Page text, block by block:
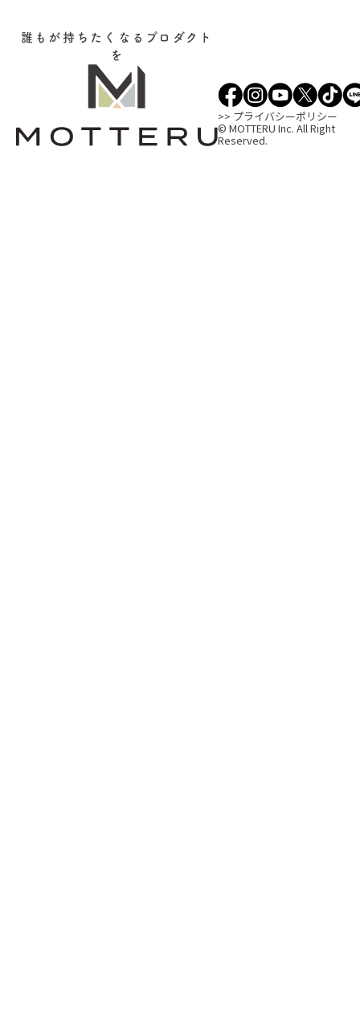
誰もが持ちたくなるプロダクト
を
>> プライバシーポリシー
© MOTTERU Inc. All Right
Reserved.